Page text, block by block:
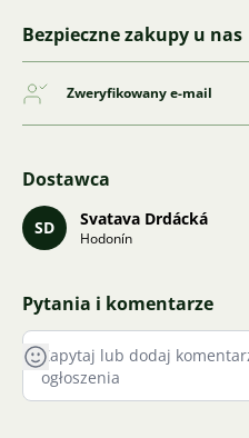
Bezpieczne zakupy u nas
Zweryfikowany e-mail
Dostawca
SD Svatava Drdácká
Hodonín
Pytania i komentarze